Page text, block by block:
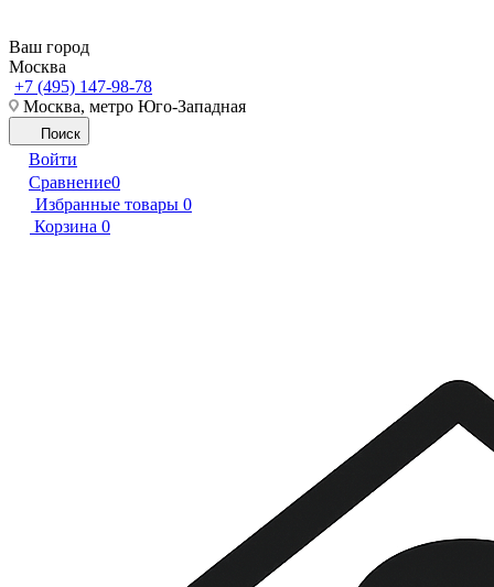
Ваш город
Москва
+7 (495) 147-98-78
Москва, метро Юго-Западная
Поиск
Войти
Сравнение0
Избранные товары 0
Корзина 0